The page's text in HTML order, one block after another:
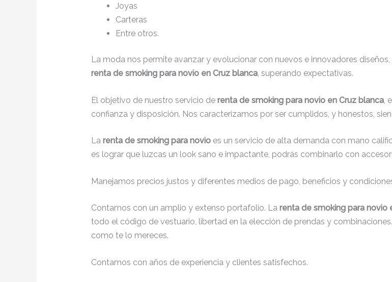
Joyas
Carteras
Entre otros.
La moda nos permite avanzar y evolucionar con nuevos e innovadores
renta de smoking para novio en Cruz blanca, superando expectativas.
El objetivo de nuestro servicio de renta de smoking para novio en Cruz blanca,
confianza y disposición. Nos caracterizamos por ser cumplidos, y honestos,
La renta de smoking para novio es un servicio de alta demanda con mano
es lograr que luzcas un look sano e impactante, podrás combinarlo con
Manejamos precios justos y diferentes medios de pago, beneficios y
Contamos con un amplio y extenso portafolio. La renta de smoking para novio
todo el código de vestuario, libertad en la elección de prendas y
como te lo mereces.
Contamos con años de experiencia y clientes satisfechos.